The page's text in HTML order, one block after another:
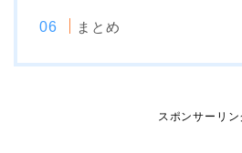
まとめ
スポンサーリン